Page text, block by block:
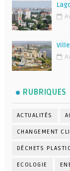
RUBRIQUES
ACTUALITÉS
CHANGEMENT
DÉCHETS
ECOLOGIE